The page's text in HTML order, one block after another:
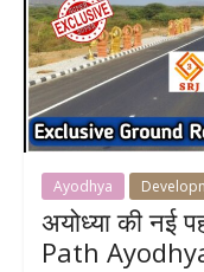
Ayodhya
अयोध्या की नई
Path